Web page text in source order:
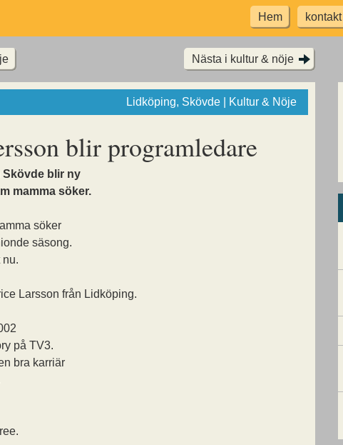
Hem kontakt
Nästa i kultur & nöje
Lidköping, Skövde | Kultur & Nöje
blir programledare
blir ny
mamma söker.
söker
säsong.
nu.
Larsson från Lidköping.
på TV3.
bra karriär